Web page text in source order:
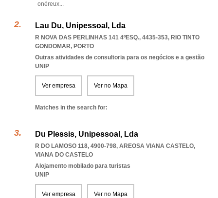
onéreux...
Lau Du, Unipessoal, Lda
R NOVA DAS PERLINHAS 141 4ºESQ., 4435-353, RIO TINTO
GONDOMAR, PORTO
Outras atividades de consultoria para os negócios e a gestão
UNIP
Ver empresa Ver no Mapa
Matches in the search for:
Du Plessis, Unipessoal, Lda
R DO LAMOSO 118, 4900-798, AREOSA VIANA CASTELO,
VIANA DO CASTELO
Alojamento mobilado para turistas
UNIP
Ver empresa Ver no Mapa